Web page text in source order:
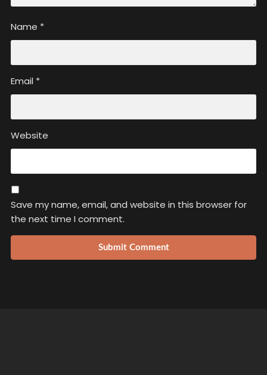
Name *
Email *
Website
Save my name, email, and website in this browser for
the next time I comment.